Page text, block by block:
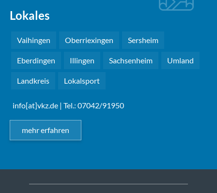
Lokales
Vaihingen Oberriexingen Sersheim
Eberdingen Illingen Sachsenheim Umland
Landkreis Lokalsport
info[at]vkz.de | Tel.: 07042/91950
mehr erfahren